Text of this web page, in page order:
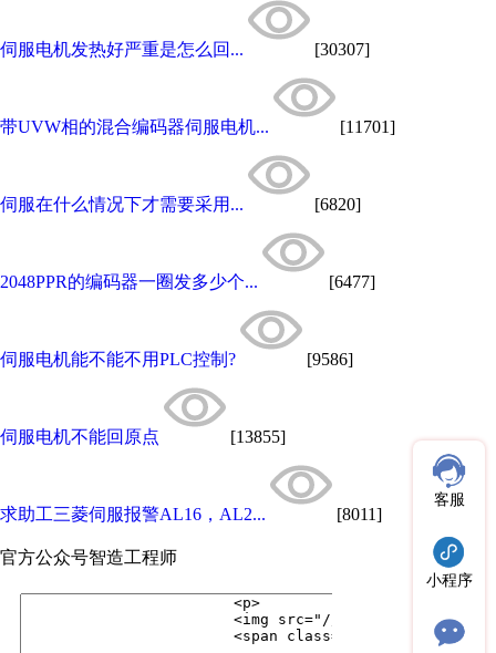
伺服电机发热好严重是怎么回... [30307]
带UVW相的混合编码器伺服电机... [11701]
伺服在什么情况下才需要采用... [6820]
2048PPR的编码器一圈发多少个... [6477]
伺服电机能不能不用PLC控制? [9586]
伺服电机不能回原点 [13855]
求助工三菱伺服报警AL16，AL2... [8011]
官方公众号智造工程师
客服
小程序